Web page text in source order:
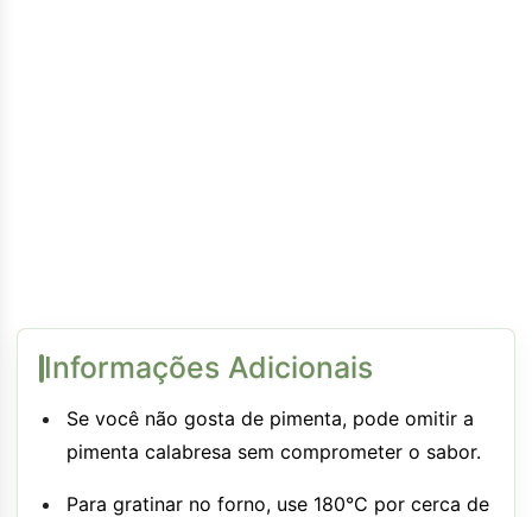
Informações Adicionais
Se você não gosta de pimenta, pode omitir a
pimenta calabresa sem comprometer o sabor.
Para gratinar no forno, use 180°C por cerca de